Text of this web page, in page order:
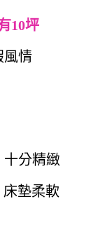
10坪
風情
分精緻
床墊柔軟